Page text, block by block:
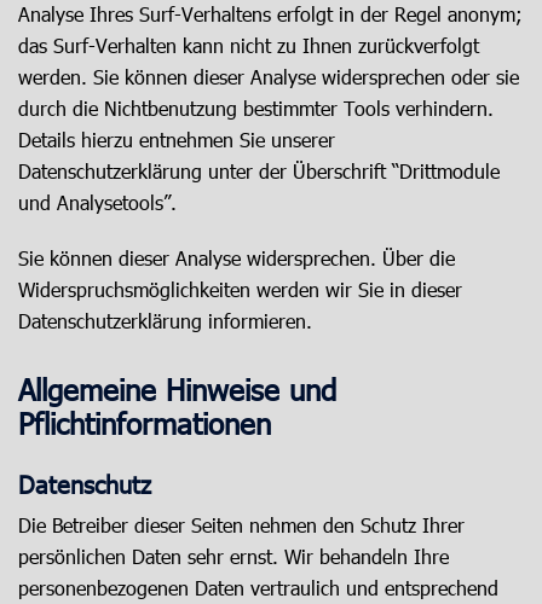
Analyse Ihres Surf-Verhaltens erfolgt in der Regel anonym;
das Surf-Verhalten kann nicht zu Ihnen zurückverfolgt
werden. Sie können dieser Analyse widersprechen oder sie
durch die Nichtbenutzung bestimmter Tools verhindern.
Details hierzu entnehmen Sie unserer
Datenschutzerklärung unter der Überschrift “Drittmodule
und Analysetools”.
Sie können dieser Analyse widersprechen. Über die
Widerspruchsmöglichkeiten werden wir Sie in dieser
Datenschutzerklärung informieren.
Allgemeine Hinweise und
Pflichtinformationen
Datenschutz
Die Betreiber dieser Seiten nehmen den Schutz Ihrer
persönlichen Daten sehr ernst. Wir behandeln Ihre
personenbezogenen Daten vertraulich und entsprechend